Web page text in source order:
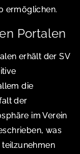
ermöglichen.
Portalen
erhält der SV
die
der
im Verein
was